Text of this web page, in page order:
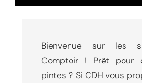
Bienvenue sur les
Comptoir ! Prêt pour
pintes ? Si CDH vous